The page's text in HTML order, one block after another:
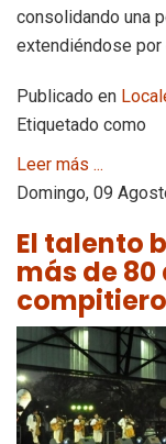
consolidando una
extendiéndose
Publicado en
Etiquetado como
Leer más ...
Domingo, 09
El talento
más de